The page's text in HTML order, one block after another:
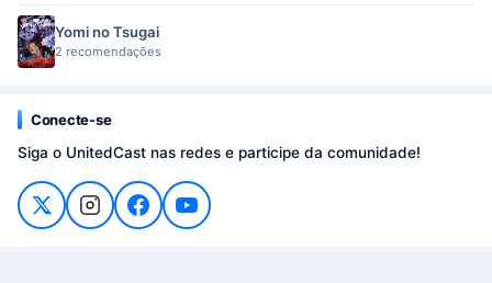
Yomi no Tsugai
2 recomendações
Conecte-se
Siga o UnitedCast nas redes e participe da comunidade!